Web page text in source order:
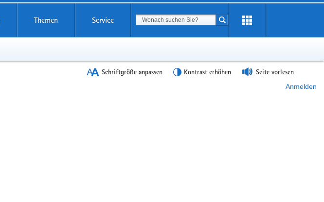
Themen Service Suchbegriff
Suche starten
Schriftgröße anpassen Kontrast erhöhen Seite vorlesen
Anmelden